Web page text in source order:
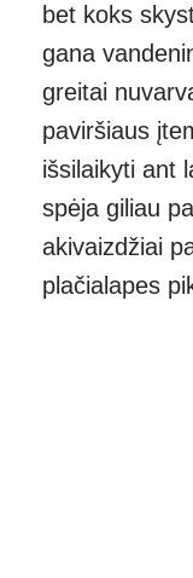
bet koks
gana
greitai
paviršiaus
išsilaikyti ant
spėja giliau
akivaizdžiai
plačialapes